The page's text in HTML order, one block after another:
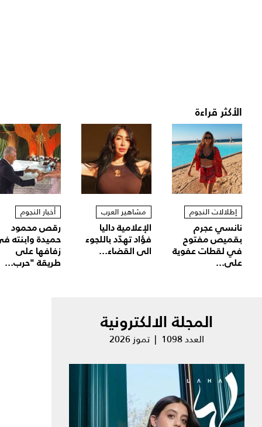
الأكثر قراءة
إطلالات النجوم
نانسي عجرم
بقميص مفتوح
في لقطات عفوية
على...
مشاهير العرب
الإعلامية داليا
فؤاد تهدّد باللجوء
الى القضاء...
أخبار النجوم
رقص محمود
حميدة وابنته
زفافها على
طريقة "حرب...
المجلة الالكترونية
العدد 1098 | تموز 2026